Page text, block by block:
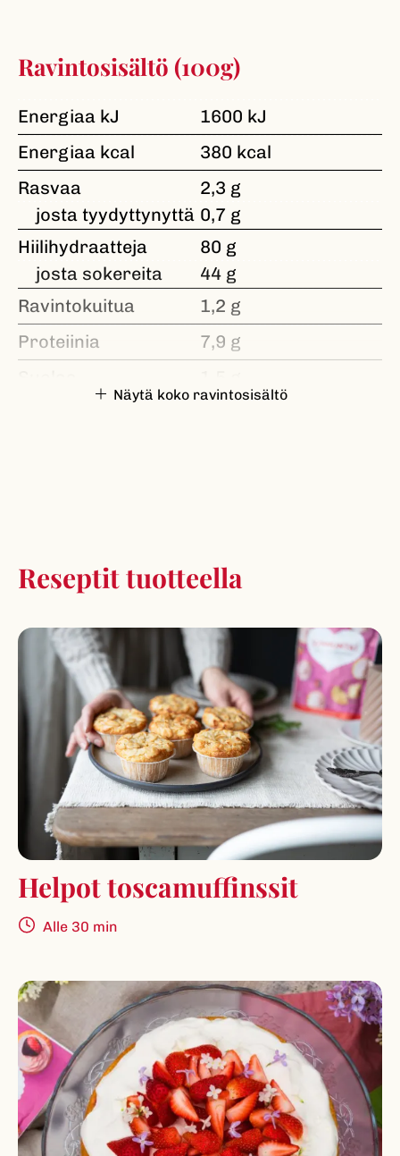
Ravintosisältö (100g)
Energiaa kJ
1600 kJ
Energiaa kcal
380 kcal
Rasvaa
2,3 g
josta tyydyttynyttä 0,7 g
Hiilihydraatteja
80 g
josta sokereita
44 g
Ravintokuitua
1,2 g
Proteiinia
7,9 g
Näytä koko ravintosisältö
Reseptit tuotteella
Helpot toscamuffinssit
Alle 30 min